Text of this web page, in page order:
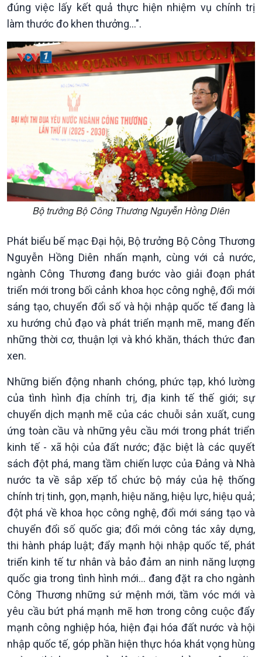
360 độ Sức khỏe
Chuyển đổi Xanh
Chuyên gia của bạn
Xã hội chuyển động
Bước chân đến trường
Kết nối công nghệ
đúng việc lấy kết quả thực hiện nhiệm vụ chính trị
làm thước đo khen thưởng...".
Bộ trưởng Bộ Công Thương Nguyễn Hồng Diên
Phát biểu bế mạc Đại hội, Bộ trưởng Bộ Công Thương
Nguyễn Hồng Diên nhấn mạnh, cùng với cả nước,
ngành Công Thương đang bước vào giải đoạn phát
triển mới trong bối cảnh khoa học công nghệ, đổi mới
sáng tạo, chuyển đổi số và hội nhập quốc tế đang là
xu hướng chủ đạo và phát triển mạnh mẽ, mang đến
những thời cơ, thuận lợi và khó khăn, thách thức đan
xen.
Những biến động nhanh chóng, phức tạp, khó lường
của tình hình địa chính trị, địa kinh tế thế giới; sự
chuyển dịch mạnh mẽ của các chuỗi sản xuất, cung
ứng toàn cầu và những yêu cầu mới trong phát triển
kinh tế - xã hội của đất nước; đặc biệt là các quyết
sách đột phá, mang tầm chiến lược của Đảng và Nhà
nước ta về sắp xếp tổ chức bộ máy của hệ thống
chính trị tinh, gọn, mạnh, hiệu năng, hiệu lực, hiệu quả;
đột phá về khoa học công nghệ, đổi mới sáng tạo và
chuyển đổi số quốc gia; đổi mới công tác xây dựng,
thi hành pháp luật; đẩy mạnh hội nhập quốc tế, phát
triển kinh tế tư nhân và bảo đảm an ninh năng lượng
quốc gia trong tình hình mới… đang đặt ra cho ngành
Công Thương những sứ mệnh mới, tầm vóc mới và
yêu cầu bứt phá mạnh mẽ hơn trong công cuộc đẩy
mạnh công nghiệp hóa, hiện đại hóa đất nước và hội
nhập quốc tế, góp phần hiện thực hóa khát vọng hùng